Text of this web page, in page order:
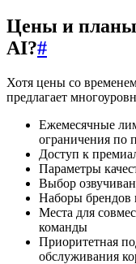
Цены и
AI?#
Хотя цены со
предлагает
Ежемесячные
ограничения по
Доступ к
Параметры
Выбор
Наборы брендов
Места для
команды
Приоритетная
обслуживания